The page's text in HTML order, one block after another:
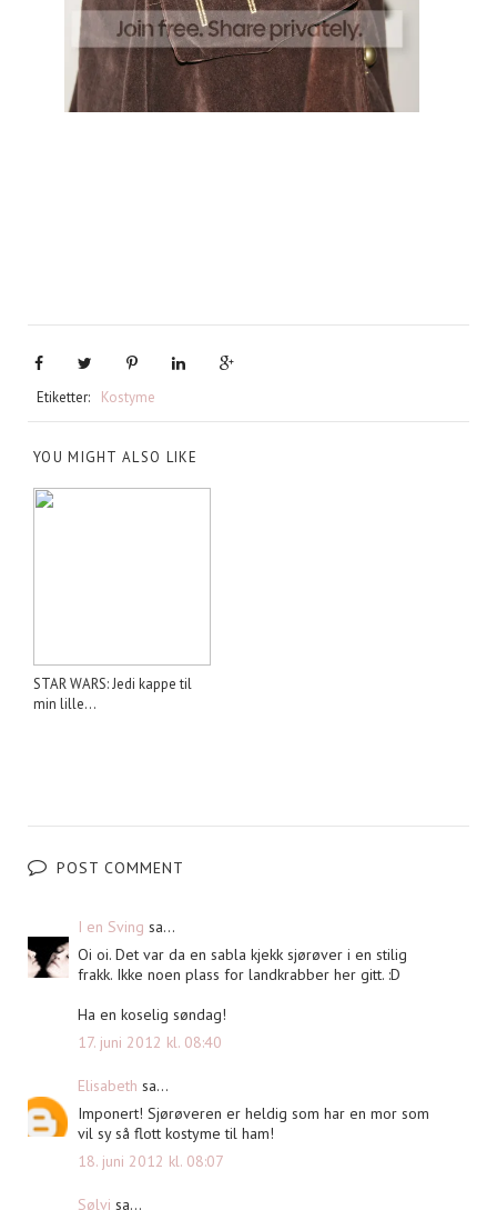
Etiketter: Kostyme
YOU MIGHT ALSO LIKE
STAR WARS: Jedi kappe til
min lille...
POST COMMENT
I en Sving sa...
Oi oi. Det var da en sabla kjekk sjørøver i en stilig
frakk. Ikke noen plass for landkrabber her gitt. :D
Ha en koselig søndag!
17. juni 2012 kl. 08:40
Elisabeth sa...
Imponert! Sjørøveren er heldig som har en mor som
vil sy så flott kostyme til ham!
18. juni 2012 kl. 08:07
Sølvi sa...